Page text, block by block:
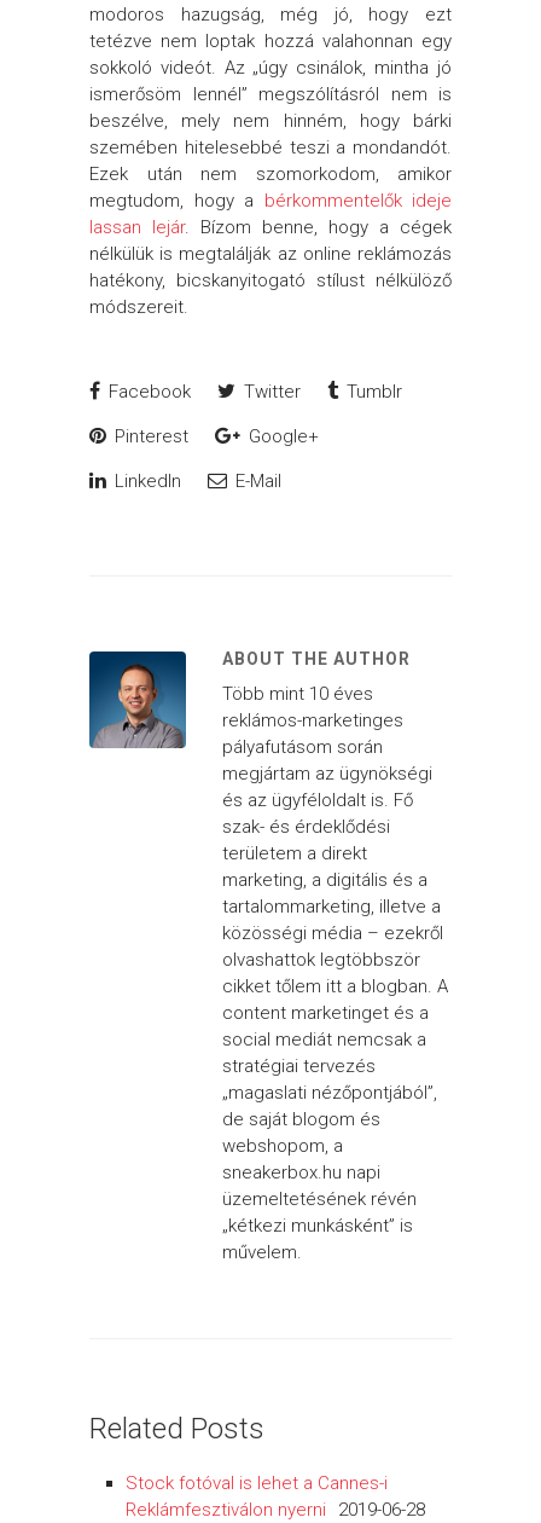
modoros hazugság, még jó, hogy ezt
tetézve nem loptak hozzá valahonnan egy
sokkoló videót. Az „úgy csinálok, mintha jó
ismerősöm lennél” megszólításról nem is
beszélve, mely nem hinném, hogy bárki
szemében hitelesebbé teszi a mondandót.
Ezek után nem szomorkodom, amikor
megtudom, hogy a bérkommentelők ideje
lassan lejár. Bízom benne, hogy a cégek
nélkülük is megtalálják az online reklámozás
hatékony, bicskanyitogató stílust nélkülöző
módszereit.
Facebook Twitter Tumblr
Pinterest Google+
LinkedIn E-Mail
ABOUT THE AUTHOR
Több mint 10 éves
reklámos-marketinges
pályafutásom során
megjártam az ügynökségi
és az ügyféloldalt is. Fő
szak- és érdeklődési
területem a direkt
marketing, a digitális és a
tartalommarketing, illetve a
közösségi média – ezekről
olvashattok legtöbbször
cikket tőlem itt a blogban. A
content marketinget és a
social mediát nemcsak a
stratégiai tervezés
„magaslati nézőpontjából”,
de saját blogom és
webshopom, a
sneakerbox.hu napi
üzemeltetésének révén
„kétkezi munkásként” is
művelem.
Related Posts
Stock fotóval is lehet a Cannes-i
Reklámfesztiválon nyerni
2019-06-28